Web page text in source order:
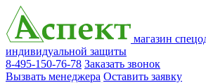
магазин
индивидуальной защиты
8-495-150-76-78 Заказать звонок
Вызвать менеджера Оставить заявку